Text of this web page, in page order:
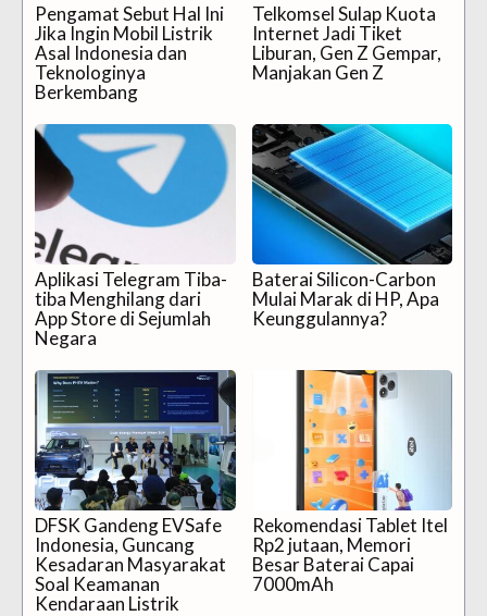
Pengamat Sebut Hal Ini
Jika Ingin Mobil Listrik
Asal Indonesia dan
Teknologinya
Berkembang
Telkomsel Sulap Kuota
Internet Jadi Tiket
Liburan, Gen Z Gempar,
Manjakan Gen Z
Aplikasi Telegram Tiba-
tiba Menghilang dari
App Store di Sejumlah
Negara
Baterai Silicon-Carbon
Mulai Marak di HP, Apa
Keunggulannya?
DFSK Gandeng EVSafe
Indonesia, Guncang
Kesadaran Masyarakat
Soal Keamanan
Kendaraan Listrik
Rekomendasi Tablet Itel
Rp2 jutaan, Memori
Besar Baterai Capai
7000mAh